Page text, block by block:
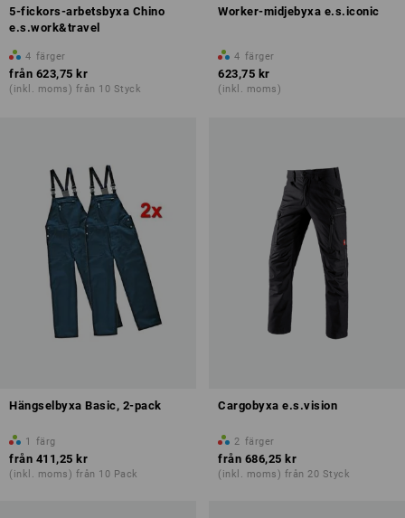
5-fickors-arbetsbyxa Chino
e.s.work&travel
4 färger
från 623,75 kr
(inkl. moms) från 10 Styck
Worker-midjebyxa e.s.iconic
4 färger
623,75 kr
(inkl. moms)
Hängselbyxa Basic, 2-pack
1 färg
från 411,25 kr
(inkl. moms) från 10 Pack
Cargobyxa e.s.vision
2 färger
från 686,25 kr
(inkl. moms) från 20 Styck